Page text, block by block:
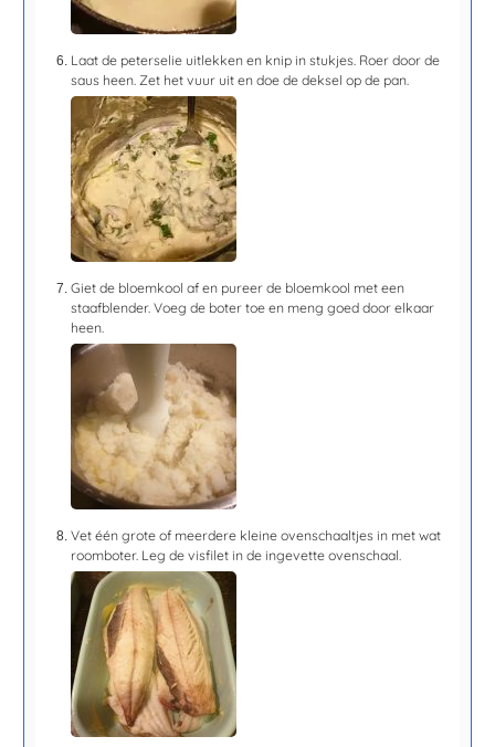
Laat de peterselie uitlekken en knip in stukjes. Roer door de
saus heen. Zet het vuur uit en doe de deksel op de pan.
Giet de bloemkool af en pureer de bloemkool met een
staafblender. Voeg de boter toe en meng goed door elkaar
heen.
Vet één grote of meerdere kleine ovenschaaltjes in met wat
roomboter. Leg de visfilet in de ingevette ovenschaal.